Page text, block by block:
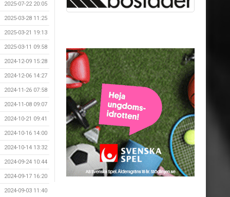
2025-07-22 20:05
2025-03-28 11:25
2025-03-21 19:13
2025-03-11 09:58
2024-12-09 15:28
2024-12-06 14:27
2024-11-26 07:58
2024-11-08 09:07
2024-10-21 09:41
2024-10-16 14:00
2024-10-14 13:32
2024-09-24 10:44
2024-09-17 16:20
2024-09-03 11:40